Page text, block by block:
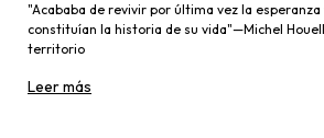
"Acababa de revivir por última vez la
constituían la historia de su vida"—Michel
territorio
Leer más